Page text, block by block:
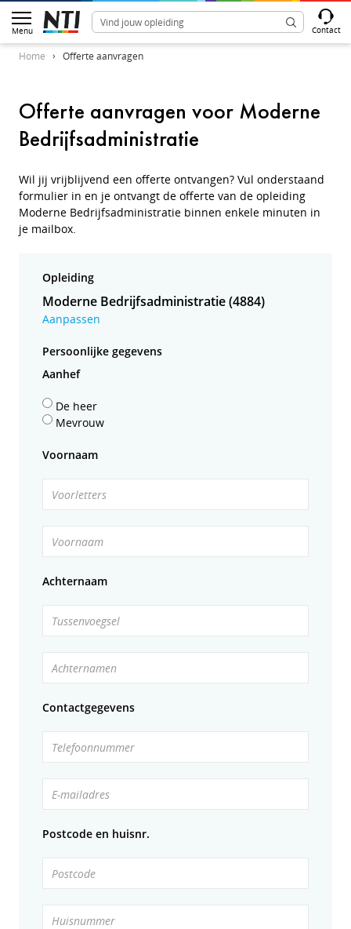
Menu Contact
Home Offerte aanvragen
Offerte aanvragen voor Moderne
Bedrijfsadministratie
Wil jij vrijblijvend een offerte ontvangen? Vul onderstaand
formulier in en je ontvangt de offerte van de opleiding
Moderne Bedrijfsadministratie binnen enkele minuten in
je mailbox.
Opleiding
Moderne Bedrijfsadministratie (4884)
Aanpassen
Persoonlijke gegevens
Aanhef
De heer
Mevrouw
Voornaam
Voorletters
Voornaam
Achternaam
Tussenvoegsel
Achternamen
Contactgegevens
Telefoonnummer
E-mailadres
Postcode en huisnr.
Postcode
Huisnummer